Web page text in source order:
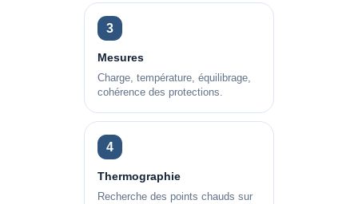
3
Mesures
Charge, température, équilibrage,
cohérence des protections.
4
Thermographie
Recherche des points chauds sur